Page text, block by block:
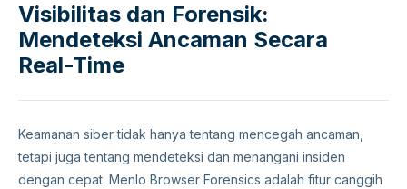
Visibilitas dan Forensik:
Mendeteksi Ancaman Secara
Real-Time
Keamanan siber tidak hanya tentang mencegah ancaman,
tetapi juga tentang mendeteksi dan menangani insiden
dengan cepat. Menlo Browser Forensics adalah fitur canggih